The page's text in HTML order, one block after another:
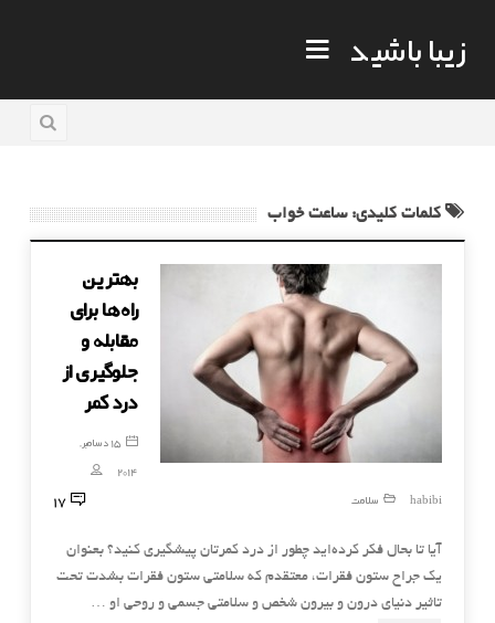
زیبا باشید
کلمات کلیدی: ساعت خواب
بهترین
راه‌ها برای
مقابله و
جلوگیری از
درد کمر
15 دسامبر,
2014
habibi
سلامت 17
آیا تا بحال فکر کرده‌اید چطور از درد کمرتان پیشگیری کنید؟ بعنوان
یک جراح ستون فقرات، معتقدم که سلامتی ستون فقرات بشدت تحت
تاثیر دنیای درون و بیرون شخص و سلامتی جسمی و روحی او …